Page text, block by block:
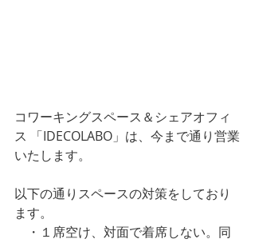
コワーキングスペース＆シェアオフィ
ス 「IDECOLABO」は、今まで通り営業
いたします。
以下の通りスペースの対策をしており
ます。
・１席空け、対面で着席しない。同